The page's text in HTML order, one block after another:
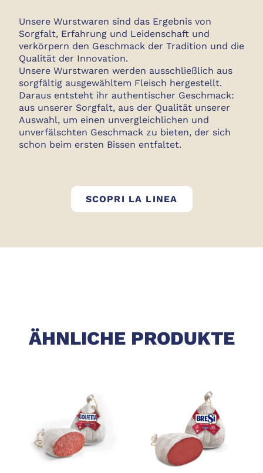
Unsere Wurstwaren sind das Ergebnis von
Sorgfalt, Erfahrung und Leidenschaft und
verkörpern den Geschmack der Tradition und die
Qualität der Innovation.
Unsere Wurstwaren werden ausschließlich aus
sorgfältig ausgewähltem Fleisch hergestellt.
Daraus entsteht ihr authentischer Geschmack:
aus unserer Sorgfalt, aus der Qualität unserer
Auswahl, um einen unvergleichlichen und
unverfälschten Geschmack zu bieten, der sich
schon beim ersten Bissen entfaltet.
SCOPRI LA LINEA
ÄHNLICHE PRODUKTE